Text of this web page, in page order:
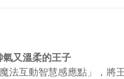
又溫柔的王子
法互動智慧感應點」，將